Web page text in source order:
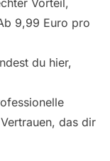
Vorteil,
9,99 Euro pro
du hier,
das dir